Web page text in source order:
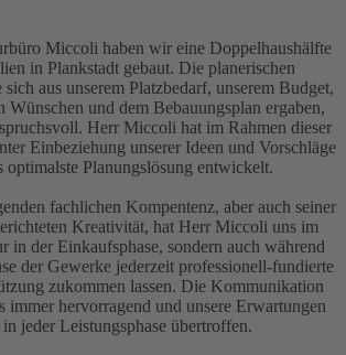
Miccoli haben wir eine Doppelhaushälfte
in Plankstadt gebaut. Die planerischen
aus unserem Platzbedarf, unserem Budget,
Wünschen und dem Bebauungsplan ergaben,
Herr Miccoli hat im Rahmen dieser
Einbeziehung unserer Ideen und Vorschläge
optimalste Planungslösung entwickelt.
fachlichen Kompentenz, aber auch seiner
Kreativität, hat Herr Miccoli uns im
in der Einkaufsphase, sondern auch während
der Gewerke jederzeit professionell-fundierte
zukommen lassen. Die Kommunikation
immer hervorragend und unsere Erwartungen
jeder Leistungsphase übertroffen.